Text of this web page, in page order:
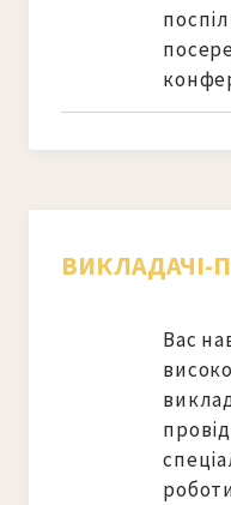
ВИКЛАДАЧІ-
Вас